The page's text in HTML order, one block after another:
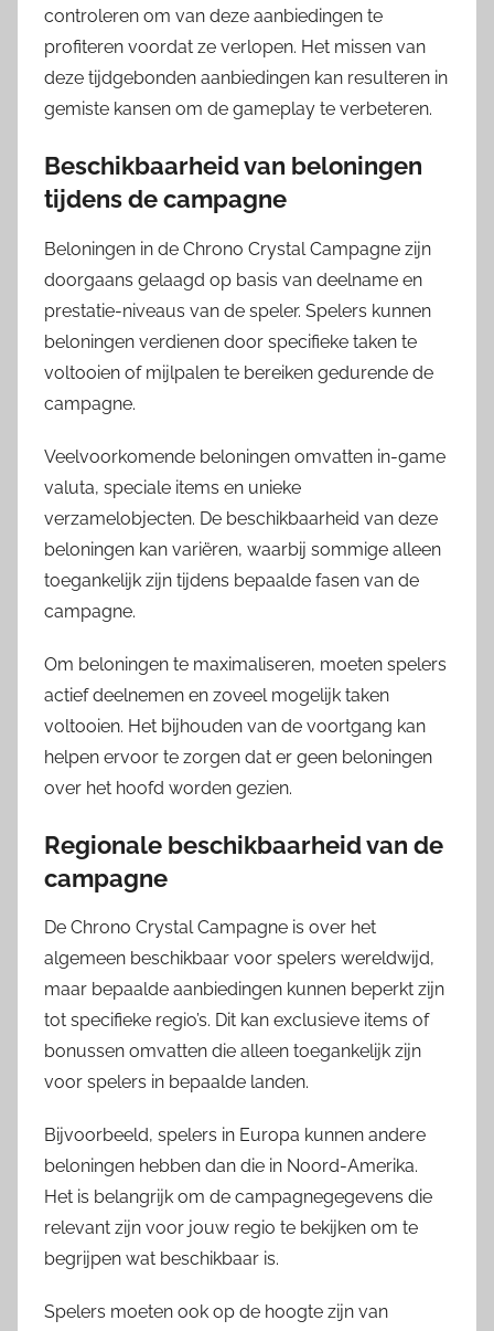
controleren om van deze aanbiedingen te
profiteren voordat ze verlopen. Het missen van
deze tijdgebonden aanbiedingen kan resulteren in
gemiste kansen om de gameplay te verbeteren.
Beschikbaarheid van beloningen
tijdens de campagne
Beloningen in de Chrono Crystal Campagne zijn
doorgaans gelaagd op basis van deelname en
prestatie-niveaus van de speler. Spelers kunnen
beloningen verdienen door specifieke taken te
voltooien of mijlpalen te bereiken gedurende de
campagne.
Veelvoorkomende beloningen omvatten in-game
valuta, speciale items en unieke
verzamelobjecten. De beschikbaarheid van deze
beloningen kan variëren, waarbij sommige alleen
toegankelijk zijn tijdens bepaalde fasen van de
campagne.
Om beloningen te maximaliseren, moeten spelers
actief deelnemen en zoveel mogelijk taken
voltooien. Het bijhouden van de voortgang kan
helpen ervoor te zorgen dat er geen beloningen
over het hoofd worden gezien.
Regionale beschikbaarheid van de
campagne
De Chrono Crystal Campagne is over het
algemeen beschikbaar voor spelers wereldwijd,
maar bepaalde aanbiedingen kunnen beperkt zijn
tot specifieke regio’s. Dit kan exclusieve items of
bonussen omvatten die alleen toegankelijk zijn
voor spelers in bepaalde landen.
Bijvoorbeeld, spelers in Europa kunnen andere
beloningen hebben dan die in Noord-Amerika.
Het is belangrijk om de campagnegegevens die
relevant zijn voor jouw regio te bekijken om te
begrijpen wat beschikbaar is.
Spelers moeten ook op de hoogte zijn van